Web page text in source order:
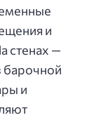
и
стенах —
барочной
и